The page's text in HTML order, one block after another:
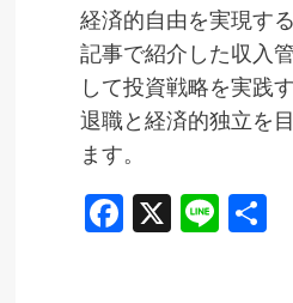
経済的自由を実現す
記事で紹介した収入
して投資戦略を実践
退職と経済的独立を
ます。
Facebook
X Line共